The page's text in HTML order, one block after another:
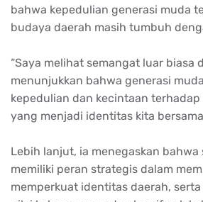
bahwa kepedulian generasi muda
budaya daerah masih tumbuh
“Saya melihat semangat luar biasa
menunjukkan bahwa generasi
kepedulian dan kecintaan
yang menjadi identitas kita
Lebih lanjut, ia menegaskan bahwa
memiliki peran strategis dalam
memperkuat identitas daerah,